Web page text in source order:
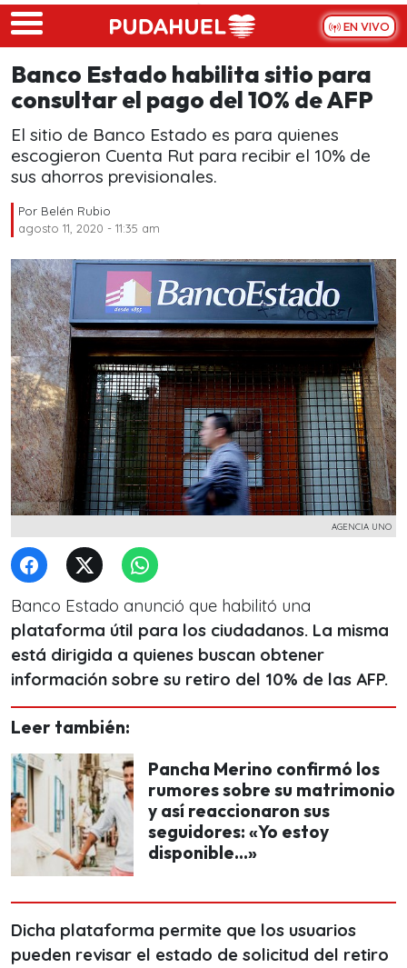
Skip to main content
EN VIVO
Banco Estado habilita sitio para
consultar el pago del 10% de AFP
El sitio de Banco Estado es para quienes
escogieron Cuenta Rut para recibir el 10% de
sus ahorros previsionales.
Por Belén Rubio
agosto 11, 2020 - 11:35 am
AGENCIA UNO
Banco Estado anunció que habilitó una
plataforma útil para los ciudadanos. La misma
está dirigida a quienes buscan obtener
información sobre su retiro del 10% de las AFP.
Leer también:
Pancha Merino confirmó los
rumores sobre su matrimonio
y así reaccionaron sus
seguidores: «Yo estoy
disponible...»
Dicha plataforma permite que los usuarios
pueden revisar el estado de solicitud del retiro